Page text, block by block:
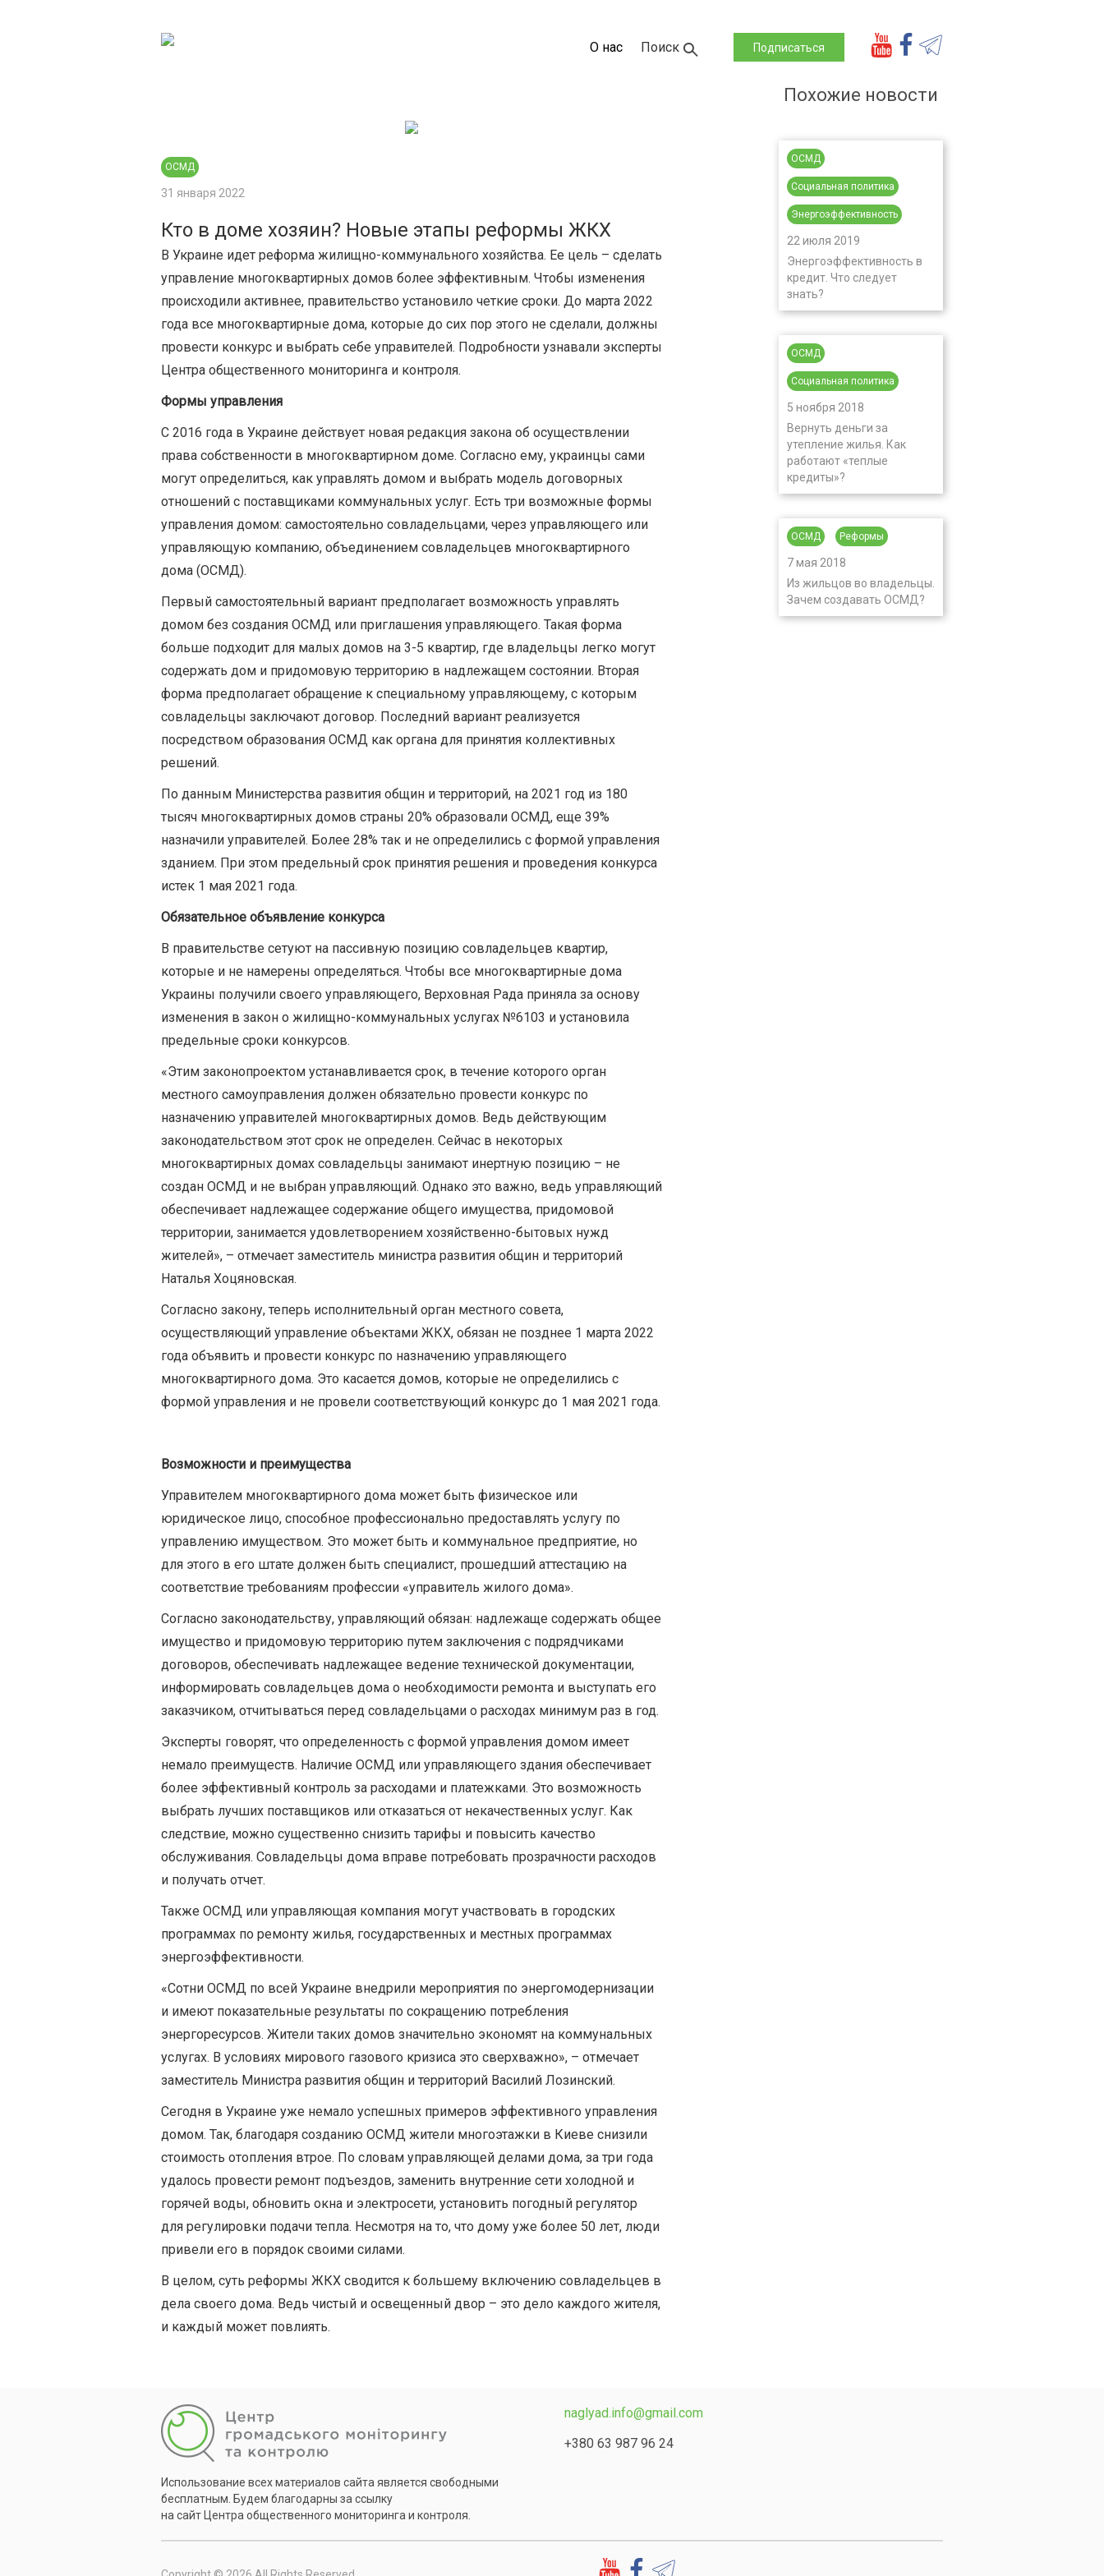
О нас Поиск Подписаться
ОСМД
31 января 2022
Кто в доме хозяин? Новые этапы реформы ЖКХ
В Украине идет реформа жилищно-коммунального хозяйства. Ее цель – сделать
управление многоквартирных домов более эффективным. Чтобы изменения
происходили активнее, правительство установило четкие сроки. До марта 2022
года все многоквартирные дома, которые до сих пор этого не сделали, должны
провести конкурс и выбрать себе управителей. Подробности узнавали эксперты
Центра общественного мониторинга и контроля.
Формы управления
С 2016 года в Украине действует новая редакция закона об осуществлении
права собственности в многоквартирном доме. Согласно ему, украинцы сами
могут определиться, как управлять домом и выбрать модель договорных
отношений с поставщиками коммунальных услуг. Есть три возможные формы
управления домом: самостоятельно совладельцами, через управляющего или
управляющую компанию, объединением совладельцев многоквартирного
дома (ОСМД).
Первый самостоятельный вариант предполагает возможность управлять
домом без создания ОСМД или приглашения управляющего. Такая форма
больше подходит для малых домов на 3-5 квартир, где владельцы легко могут
содержать дом и придомовую территорию в надлежащем состоянии. Вторая
форма предполагает обращение к специальному управляющему, с которым
совладельцы заключают договор. Последний вариант реализуется
посредством образования ОСМД как органа для принятия коллективных
решений.
По данным Министерства развития общин и территорий, на 2021 год из 180
тысяч многоквартирных домов страны 20% образовали ОСМД, еще 39%
назначили управителей. Более 28% так и не определились с формой управления
зданием. При этом предельный срок принятия решения и проведения конкурса
истек 1 мая 2021 года.
Обязательное объявление конкурса
В правительстве сетуют на пассивную позицию совладельцев квартир,
которые и не намерены определяться. Чтобы все многоквартирные дома
Украины получили своего управляющего, Верховная Рада приняла за основу
изменения в закон о жилищно-коммунальных услугах №6103 и установила
предельные сроки конкурсов.
«Этим законопроектом устанавливается срок, в течение которого орган
местного самоуправления должен обязательно провести конкурс по
назначению управителей многоквартирных домов. Ведь действующим
законодательством этот срок не определен. Сейчас в некоторых
многоквартирных домах совладельцы занимают инертную позицию – не
создан ОСМД и не выбран управляющий. Однако это важно, ведь управляющий
обеспечивает надлежащее содержание общего имущества, придомовой
территории, занимается удовлетворением хозяйственно-бытовых нужд
жителей», – отмечает заместитель министра развития общин и территорий
Наталья Хоцяновская.
Согласно закону, теперь исполнительный орган местного совета,
осуществляющий управление объектами ЖКХ, обязан не позднее 1 марта 2022
года объявить и провести конкурс по назначению управляющего
многоквартирного дома. Это касается домов, которые не определились с
формой управления и не провели соответствующий конкурс до 1 мая 2021 года.
Возможности и преимущества
Управителем многоквартирного дома может быть физическое или
юридическое лицо, способное профессионально предоставлять услугу по
управлению имуществом. Это может быть и коммунальное предприятие, но
для этого в его штате должен быть специалист, прошедший аттестацию на
соответствие требованиям профессии «управитель жилого дома».
Согласно законодательству, управляющий обязан: надлежаще содержать общее
имущество и придомовую территорию путем заключения с подрядчиками
договоров, обеспечивать надлежащее ведение технической документации,
информировать совладельцев дома о необходимости ремонта и выступать его
заказчиком, отчитываться перед совладельцами о расходах минимум раз в год.
Эксперты говорят, что определенность с формой управления домом имеет
немало преимуществ. Наличие ОСМД или управляющего здания обеспечивает
более эффективный контроль за расходами и платежками. Это возможность
выбрать лучших поставщиков или отказаться от некачественных услуг. Как
следствие, можно существенно снизить тарифы и повысить качество
обслуживания. Совладельцы дома вправе потребовать прозрачности расходов
и получать отчет.
Также ОСМД или управляющая компания могут участвовать в городских
программах по ремонту жилья, государственных и местных программах
энергоэффективности.
«Сотни ОСМД по всей Украине внедрили мероприятия по энергомодернизации
и имеют показательные результаты по сокращению потребления
энергоресурсов. Жители таких домов значительно экономят на коммунальных
услугах. В условиях мирового газового кризиса это сверхважно», – отмечает
заместитель Министра развития общин и территорий Василий Лозинский.
Сегодня в Украине уже немало успешных примеров эффективного управления
домом. Так, благодаря созданию ОСМД жители многоэтажки в Киеве снизили
стоимость отопления втрое. По словам управляющей делами дома, за три года
удалось провести ремонт подъездов, заменить внутренние сети холодной и
горячей воды, обновить окна и электросети, установить погодный регулятор
для регулировки подачи тепла. Несмотря на то, что дому уже более 50 лет, люди
привели его в порядок своими силами.
В целом, суть реформы ЖКХ сводится к большему включению совладельцев в
дела своего дома. Ведь чистый и освещенный двор – это дело каждого жителя,
и каждый может повлиять.
Похожие новости
ОСМД
Социальная политика
Энергоэффективность
22 июля 2019
Энергоэффективность в
кредит. Что следует
знать?
ОСМД
Социальная политика
5 ноября 2018
Вернуть деньги за
утепление жилья. Как
работают «теплые
кредиты»?
ОСМД Реформы
7 мая 2018
Из жильцов во владельцы.
Зачем создавать ОСМД?
Использование всех материалов сайта является свободными
бесплатным. Будем благодарны за ссылку
на сайт Центра общественного мониторинга и контроля.
naglyad.info@gmail.com
+380 63 987 96 24